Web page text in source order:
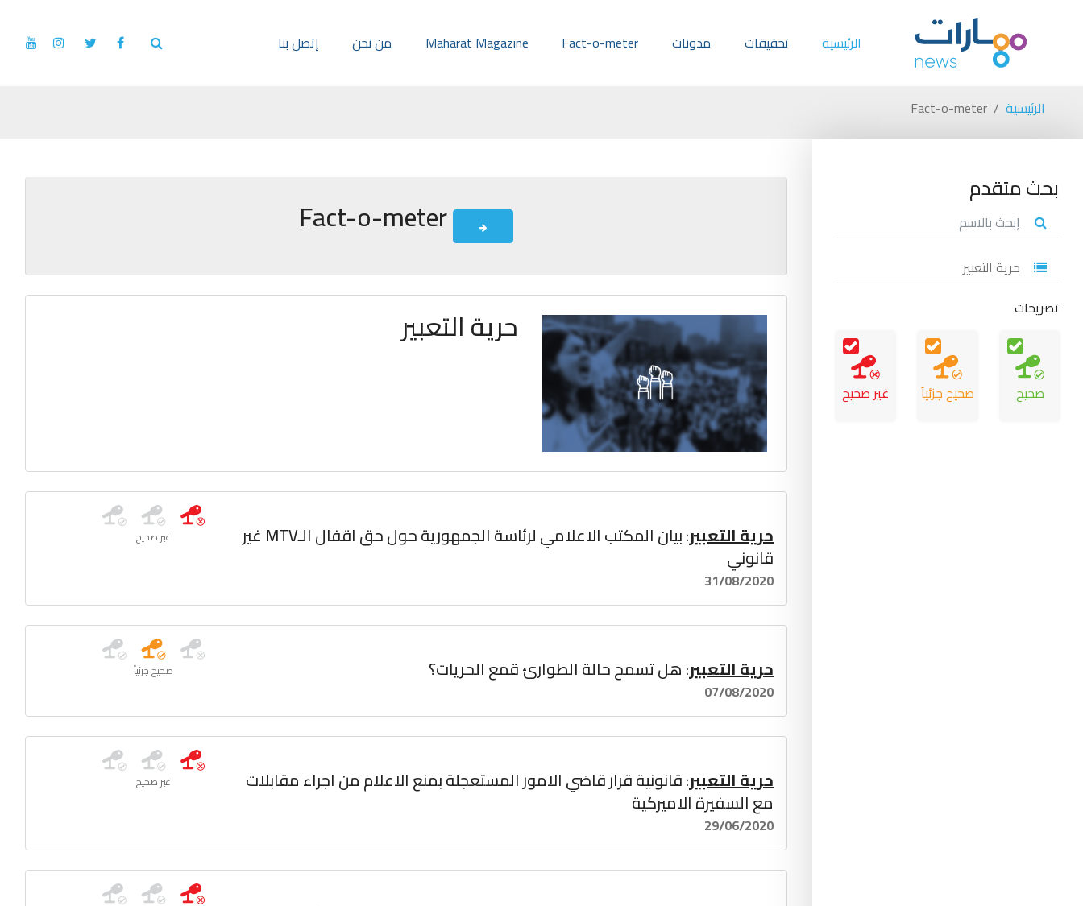
الرئيسية تحقيقات مدونات Fact-o-meter
Maharat Magazine من نحن إتصل بنا
الرئيسية Fact-o-meter
بحث متقدم
تصريحات
صحيح صحيح جزئياً غير صحيح
حرية التعبير
حرية التعبير : بيان المكتب الاعلامي لرئاسة الجمهورية حول حق اقفال الـMTV غير
قانوني
31/08/2020
غير صحيح
حرية التعبير: هل تسمح حالة الطوارئ قمع الحريات؟
07/08/2020
صحيح جزئياً
حرية التعبير: قانونية قرار قاضي الامور المستعجلة بمنع الاعلام من اجراء مقابلات
مع السفيرة الاميركية
29/06/2020
غير صحيح